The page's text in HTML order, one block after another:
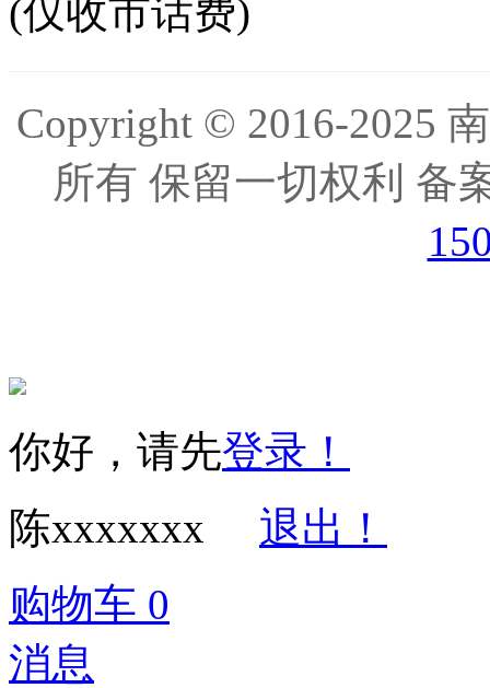
(仅收市话费)
Copyright © 2016-2025
所有 保留一切权利 备
你好，请先登录！
陈xxxxxxx
退出！
购物车 0
消息